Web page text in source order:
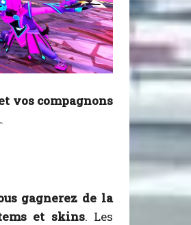
vos compagnons
.
gagnerez de la
et skins. Les